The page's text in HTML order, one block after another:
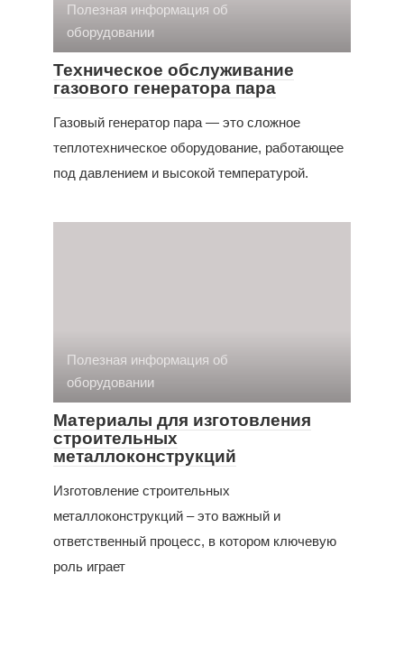
Полезная информация об
оборудовании
Техническое обслуживание
газового генератора пара
Газовый генератор пара — это сложное
теплотехническое оборудование, работающее
под давлением и высокой температурой.
Полезная информация об
оборудовании
Материалы для изготовления
строительных
металлоконструкций
Изготовление строительных
металлоконструкций – это важный и
ответственный процесс, в котором ключевую
роль играет